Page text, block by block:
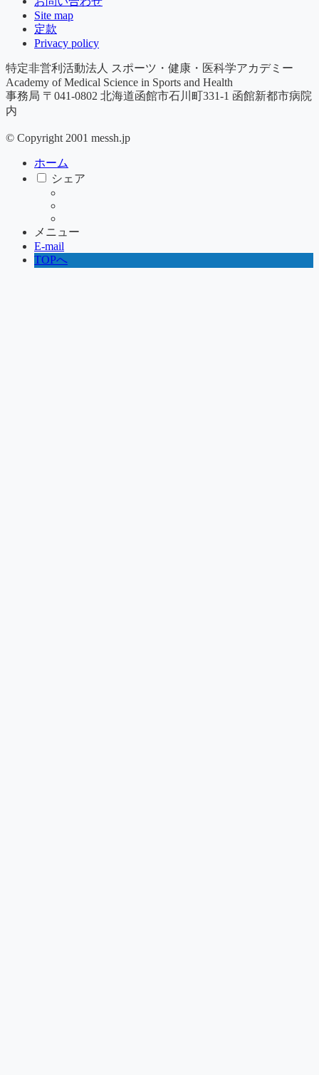
Site map
定款
Privacy policy
特定非営利活動法人 スポーツ・健康・医科学アカデミー
Academy of Medical Science in Sports and Health
事務局 〒041-0802 北海道函館市石川町331-1 ​函館新都市病院
内
© Copyright 2001 messh.jp
ホーム
シェア
メニュー
E-mail
TOPへ